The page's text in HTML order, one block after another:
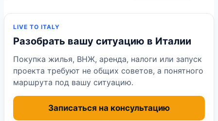
LIVE TO ITALY
Разобрать вашу ситуацию в Италии
Покупка жилья, ВНЖ, аренда, налоги или запуск
проекта требуют не общих советов, а понятного
маршрута под вашу ситуацию.
Записаться на консультацию